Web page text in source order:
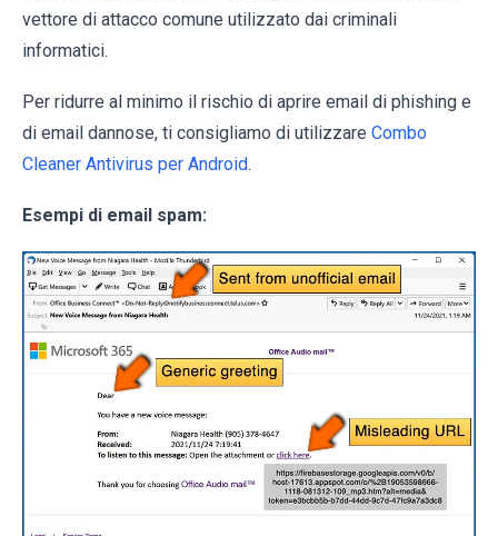
vettore di attacco comune utilizzato dai criminali
informatici.
Per ridurre al minimo il rischio di aprire email di phishing e
di email dannose, ti consigliamo di utilizzare Combo
Cleaner Antivirus per Android.
Esempi di email spam: